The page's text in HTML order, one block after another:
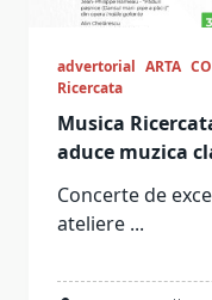
advertorial ARTA
Ricercata
Musica
aduce muzica
Concerte de
ateliere ...